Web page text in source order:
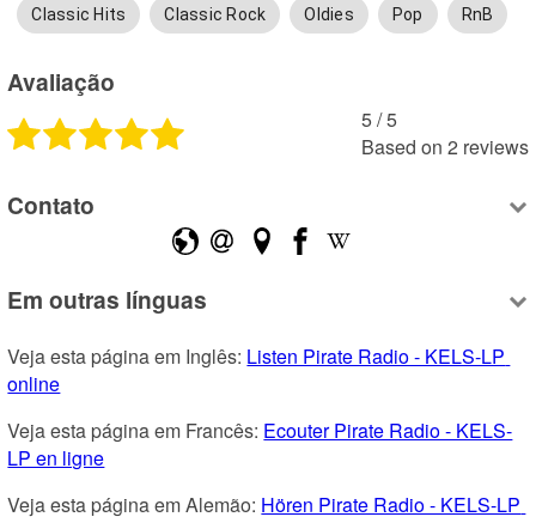
Classic Hits Classic Rock Oldies Pop RnB
Avaliação
5 /5
Based on 2 reviews
Contato
Em outras línguas
Veja esta página em Inglês: Listen Pirate Radio - KELS-LP
online
Veja esta página em Francês: Ecouter Pirate Radio - KELS-
LP en ligne
Veja esta página em Alemão: Hören Pirate Radio - KELS-LP